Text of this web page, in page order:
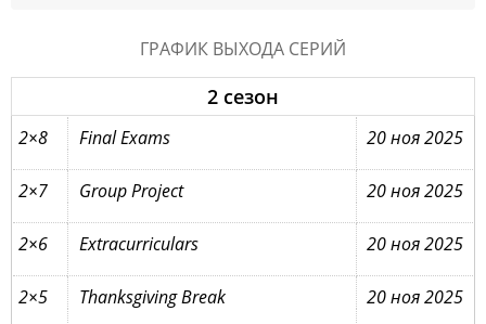
ГРАФИК ВЫХОДА СЕРИЙ
2 сезон
2×8 Final Exams 20 ноя 2025
2×7 Group Project 20 ноя 2025
2×6 Extracurriculars 20 ноя 2025
2×5 Thanksgiving Break 20 ноя 2025